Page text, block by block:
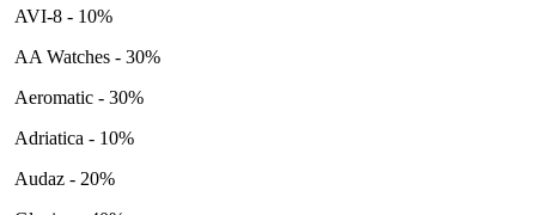
AVI-8 - 10%
AA Watches - 30%
Aeromatic - 30%
Adriatica - 10%
Audaz - 20%